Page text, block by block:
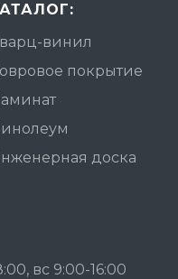
винил
покрытие
доска
вс 9:00-16:00